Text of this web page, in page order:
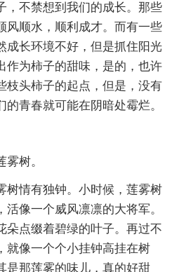
，不禁想到我们的成长。那些
风顺水，顺利成才。而有一些
成长环境不好，但是抓住阳光
作为柿子的甜味，是的，也许
枝头柿子的起点，但是，没有
青春就可能在阴暗处霉烂。
树。
树情有独钟。小时候，莲雾树
像一个威风凛凛的大将军。
朵点缀着碧绿的叶子。再过不
就像一个个小挂钟高挂在树
是那莲雾的味儿，真的好甜